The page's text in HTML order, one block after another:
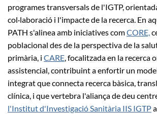
programes transversals de l'IGTP,
col·laboració i l'impacte de la recerca. En
PATH s'alinea amb iniciatives comCORE,
poblacional des de la perspectiva de la
primària, i CARE , focalitzada en la recerca
assistencial, contribuint a enfortir un
integrat que connecta recerca bàsica,
clínica, i que vertebra l'aliança de deu
l'Institut d'Investigació Sanitària IIS IGTP